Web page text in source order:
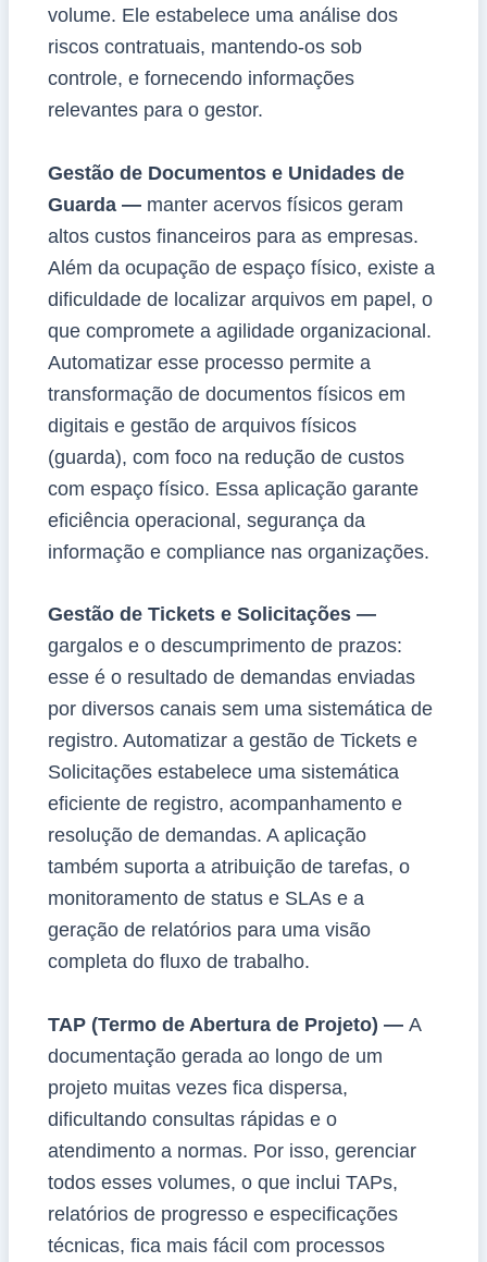
volume. Ele estabelece uma análise dos
riscos contratuais, mantendo-os sob
controle, e fornecendo informações
relevantes para o gestor.
Gestão de Documentos e Unidades de
Guarda — manter acervos físicos geram
altos custos financeiros para as empresas.
Além da ocupação de espaço físico, existe a
dificuldade de localizar arquivos em papel, o
que compromete a agilidade organizacional.
Automatizar esse processo permite a
transformação de documentos físicos em
digitais e gestão de arquivos físicos
(guarda), com foco na redução de custos
com espaço físico. Essa aplicação garante
eficiência operacional, segurança da
informação e compliance nas organizações.
Gestão de Tickets e Solicitações —
gargalos e o descumprimento de prazos:
esse é o resultado de demandas enviadas
por diversos canais sem uma sistemática de
registro. Automatizar a gestão de Tickets e
Solicitações estabelece uma sistemática
eficiente de registro, acompanhamento e
resolução de demandas. A aplicação
também suporta a atribuição de tarefas, o
monitoramento de status e SLAs e a
geração de relatórios para uma visão
completa do fluxo de trabalho.
TAP (Termo de Abertura de Projeto) — A
documentação gerada ao longo de um
projeto muitas vezes fica dispersa,
dificultando consultas rápidas e o
atendimento a normas. Por isso, gerenciar
todos esses volumes, o que inclui TAPs,
relatórios de progresso e especificações
técnicas, fica mais fácil com processos